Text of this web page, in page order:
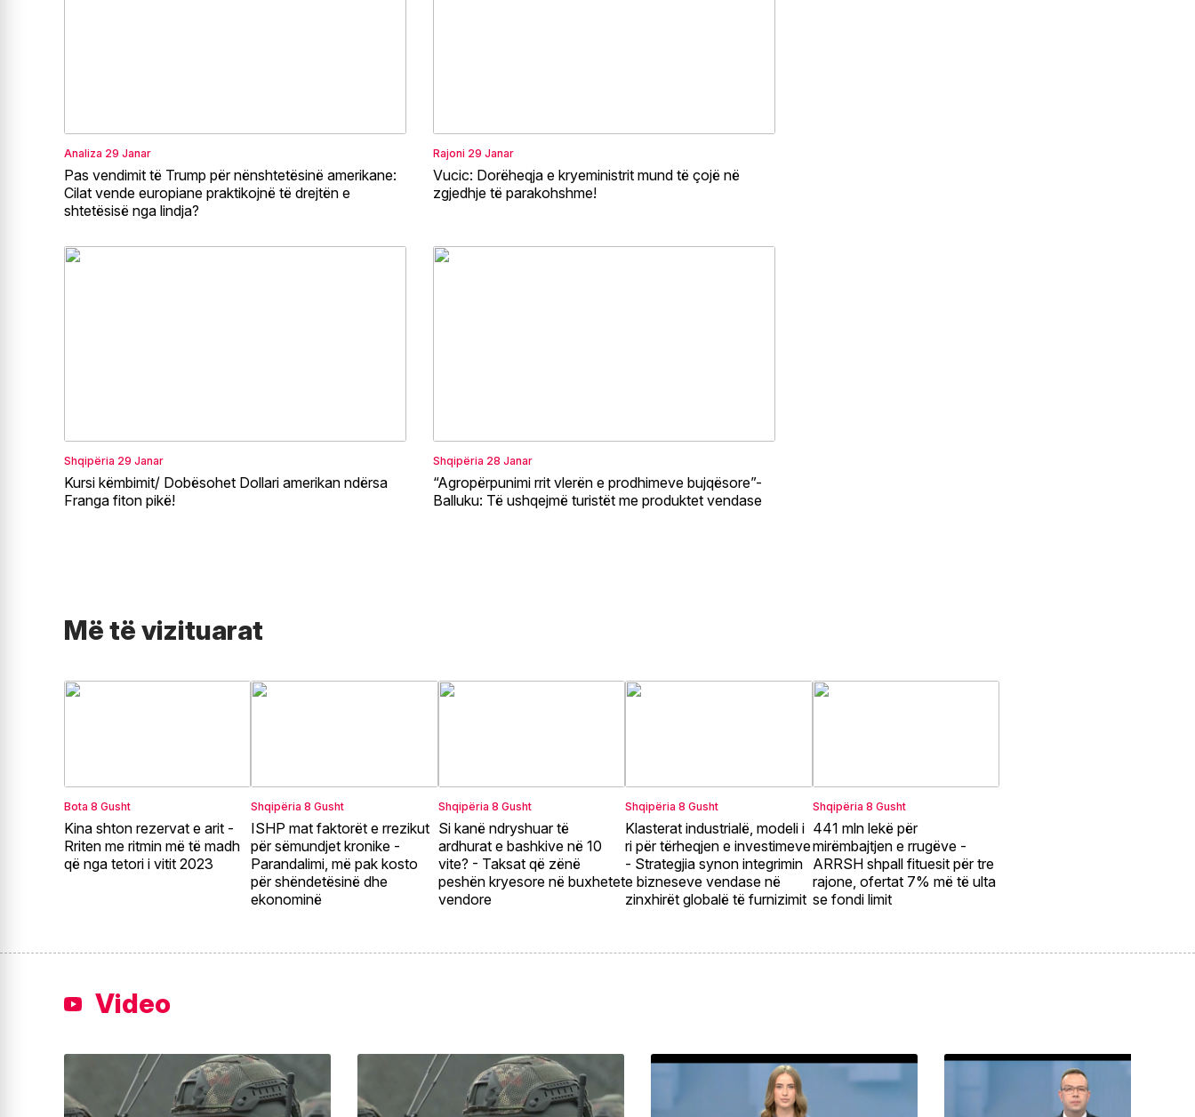
Analiza 29 Janar
Pas vendimit të Trump për nënshtetësinë amerikane:
Cilat vende europiane praktikojnë të drejtën e
shtetësisë nga lindja?
Rajoni 29 Janar
Vucic: Dorëheqja e kryeministrit mund të çojë në
zgjedhje të parakohshme!
Shqipëria 29 Janar
Kursi këmbimit/ Dobësohet Dollari amerikan ndërsa
Franga fiton pikë!
Shqipëria 28 Janar
“Agropërpunimi rrit vlerën e prodhimeve bujqësore”-
Balluku: Të ushqejmë turistët me produktet vendase
Më të vizituarat
Bota 8 Gusht
Kina shton rezervat e arit -
Rriten me ritmin më të madh
që nga tetori i vitit 2023
Shqipëria 8 Gusht
ISHP mat faktorët e rrezikut
për sëmundjet kronike -
Parandalimi, më pak kosto
për shëndetësinë dhe
ekonominë
Shqipëria 8 Gusht
Si kanë ndryshuar të
ardhurat e bashkive në 10
vite? - Taksat që zënë
peshën kryesore në buxhetet
vendore
Shqipëria 8 Gusht
Klasterat industrialë, modeli i
ri për tërheqjen e investimeve
- Strategjia synon integrimin
e bizneseve vendase në
zinxhirët globalë të furnizimit
Shqipëria 8 Gusht
441 mln lekë për
mirëmbajtjen e rrugëve -
ARRSH shpall fituesit për tre
rajone, ofertat 7% më të ulta
se fondi limit
Video